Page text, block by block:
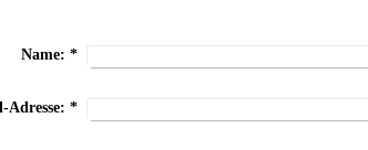
Name: *
Adresse: *